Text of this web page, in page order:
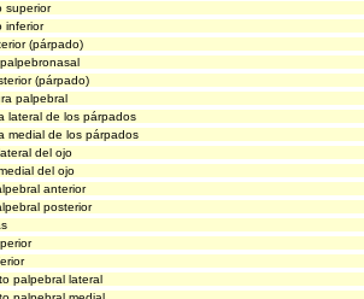
superior
inferior
(párpado)
(párpado)
palpebral
lateral de los párpados
medial de los párpados
del ojo
del ojo
anterior
posterior
palpebral lateral